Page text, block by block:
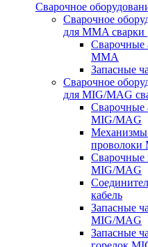
Сварочное
Сварочное
для MMA сварки
Сварочные
MMA
Запасные
Сварочное
для MIG/MAG
Сварочные
MIG/MAG
Механизмы
проволоки
Сварочные
MIG/MAG
кабель
Запасные
MIG/MAG
Запасные